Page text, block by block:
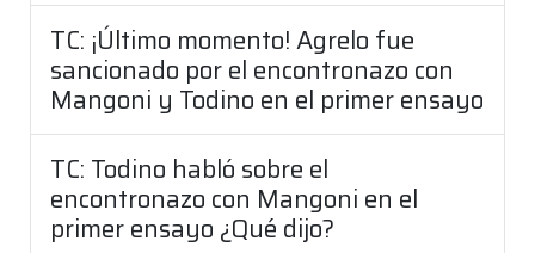
TC: ¡Último momento! Agrelo fue
sancionado por el encontronazo con
Mangoni y Todino en el primer ensayo
TC: Todino habló sobre el
encontronazo con Mangoni en el
primer ensayo ¿Qué dijo?